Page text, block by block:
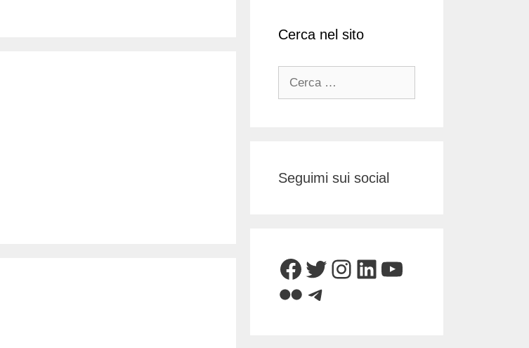
Cerca nel sito
Seguimi sui social
Facebook
Twitter
Instagram
LinkedIn
YouTube
FlickrTelegram